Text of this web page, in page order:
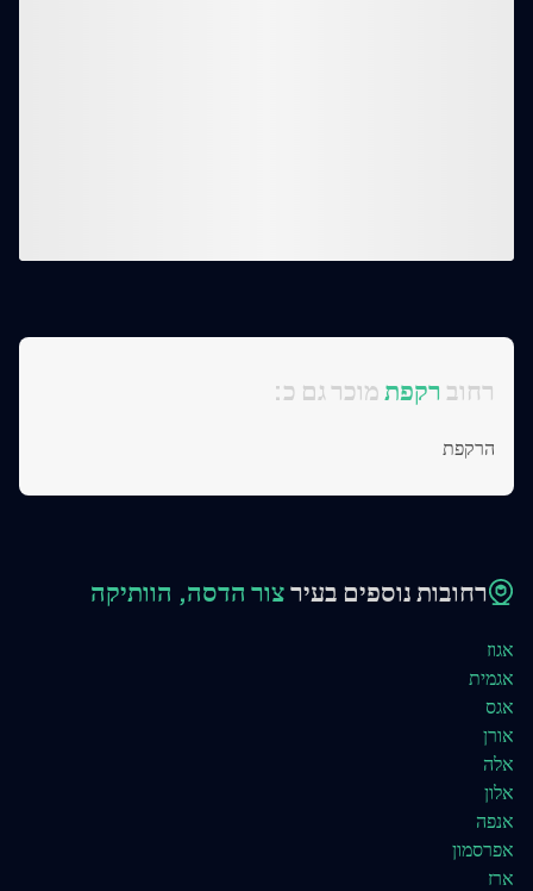
:רחוב רקפתמוכר גם כ
הרקפת
רחובות נוספים בעירצור הדסה, הוותיקה
אגוז
אגמית
אגס
אורן
אלה
אלון
אנפה
אפרסמון
ארז